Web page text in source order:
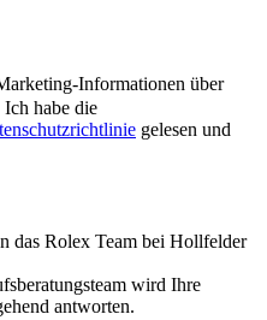
Informationen über
Ich habe die
gelesen und
das Rolex Team bei Hollfelder
wird Ihre
antworten.